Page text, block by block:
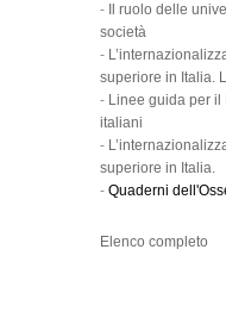
-
Il ruolo delle
società
-
superiore in Italia.
- Linee guida per il
italiani
-
superiore in Italia.
- Quaderni
Elenco completo